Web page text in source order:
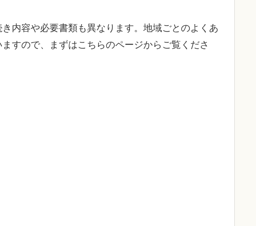
内容や必要書類も異なります。地域ごとのよくあ
すので、まずはこちらのページからご覧くださ